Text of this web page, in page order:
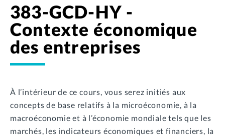
383-GCD-HY -
Contexte économique
des entreprises
À l’intérieur de ce cours, vous serez initiés aux
concepts de base relatifs à la microéconomie, à la
macroéconomie et à l’économie mondiale tels que les
marchés, les indicateurs économiques et financiers, la